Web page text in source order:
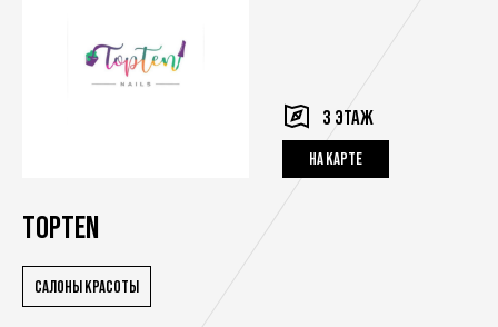
TOPTEN
САЛОНЫ КРАСОТЫ
3 ЭТАЖ
НА КАРТЕ